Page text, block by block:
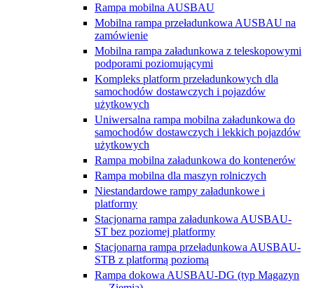
Rampa mobilna AUSBAU
Mobilna rampa przeładunkowa AUSBAU na
zamówienie
Mobilna rampa załadunkowa z teleskopowymi
podporami poziomującymi
Kompleks platform przeładunkowych dla
samochodów dostawczych i pojazdów
użytkowych
Uniwersalna rampa mobilna załadunkowa do
samochodów dostawczych i lekkich pojazdów
użytkowych
Rampa mobilna załadunkowa do kontenerów
Rampa mobilna dla maszyn rolniczych
Niestandardowe rampy załadunkowe i
platformy
Stacjonarna rampa załadunkowa AUSBAU-
ST bez poziomej platformy
Stacjonarna rampa przeładunkowa AUSBAU-
STB z platformą poziomą
Rampa dokowa AUSBAU-DG (typ Magazyn